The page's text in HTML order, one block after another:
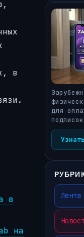
в
в
на
для
Лента